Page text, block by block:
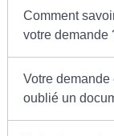
Comment
votre demande
Votre
oublié un